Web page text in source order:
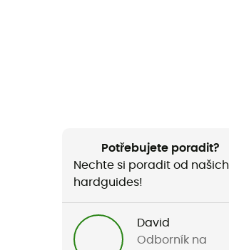
Potřebujete poradit?
Nechte si poradit od našich
hardguides!
David
Odborník na